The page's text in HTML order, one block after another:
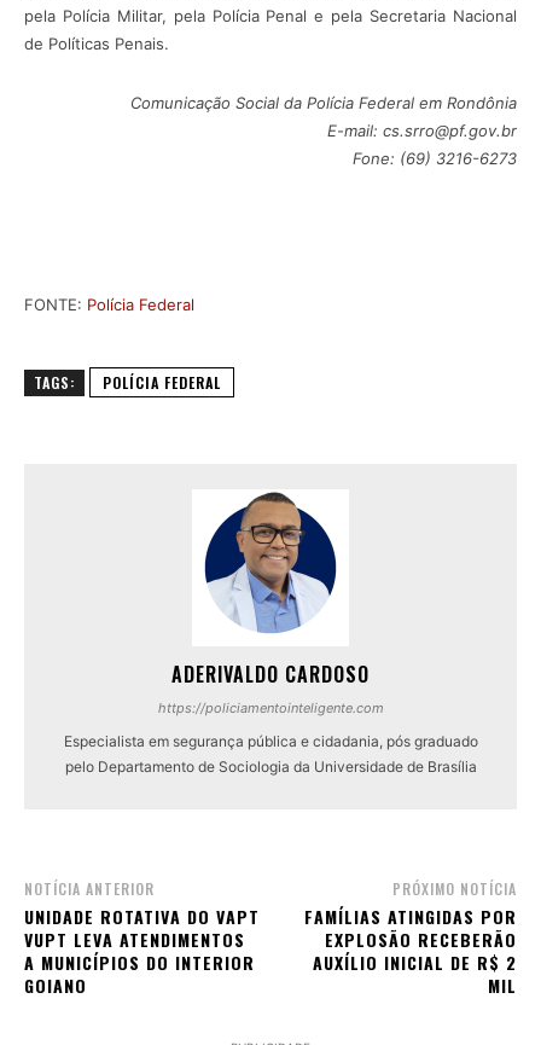
pela Polícia Militar, pela Polícia Penal e pela Secretaria Nacional
de Políticas Penais.
Comunicação Social da Polícia Federal em Rondônia
E-mail: cs.srro@pf.gov.br
Fone: (69) 3216-6273
FONTE: Polícia Federal
TAGS: POLÍCIA FEDERAL
ADERIVALDO CARDOSO
https://policiamentointeligente.com
Especialista em segurança pública e cidadania, pós graduado
pelo Departamento de Sociologia da Universidade de Brasília
NOTÍCIA ANTERIOR
UNIDADE ROTATIVA DO VAPT
VUPT LEVA ATENDIMENTOS
A MUNICÍPIOS DO INTERIOR
GOIANO
PRÓXIMO NOTÍCIA
FAMÍLIAS ATINGIDAS POR
EXPLOSÃO RECEBERÃO
AUXÍLIO INICIAL DE R$ 2
MIL